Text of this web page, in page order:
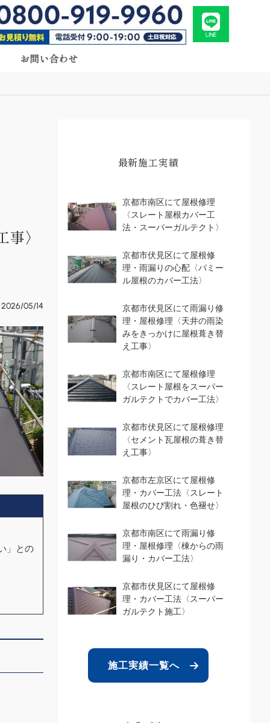
LINE
お問い合わせ
〉
2026/05/14
」との
最新施工実績
京都市南区にて屋根修理
〈スレート屋根カバー工
法・スーパーガルテクト〉
京都市伏見区にて屋根修
理・雨漏りの心配〈パミー
ル屋根のカバー工法〉
京都市伏見区にて雨漏り修
理・屋根修理〈天井の雨染
みをきっかけに屋根葺き替
え工事〉
京都市南区にて屋根修理
〈スレート屋根をスーパー
ガルテクトでカバー工法〉
京都市伏見区にて屋根修理
〈セメント瓦屋根の葺き替
え工事〉
京都市左京区にて屋根修
理・カバー工法〈スレート
屋根のひび割れ・色褪せ〉
京都市南区にて雨漏り修
理・屋根修理〈棟からの雨
漏り・カバー工法〉
京都市伏見区にて屋根修
理・カバー工法〈スーパー
ガルテクト施工〉
施工実績一覧へ